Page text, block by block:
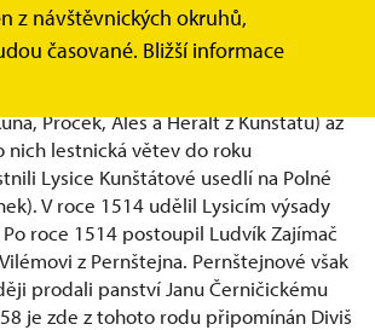
z návštěvnických okruhů,
časované. Bližší informace
o Lysicích je z roku 1308,
z Lysic a Kunštátu.
drželi Lysice postupně ve třech větvích -
Proček, Aleš a Heralt z Kunštátu) až
nich lestnická větev do roku
Lysice Kunštátové usedlí na Polné
V roce 1514 udělil Lysicím výsady
Po roce 1514 postoupil Ludvík Zajímač
z Pernštejna. Pernštejnové však
prodali panství Janu Černičickému
je zde z tohoto rodu připomínán Diviš